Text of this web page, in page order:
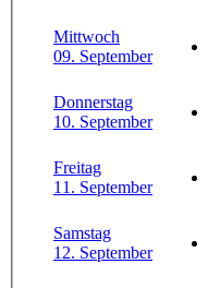
Mittwoch
09. September
Donnerstag
10. September
Freitag
11. September
Samstag
12. September